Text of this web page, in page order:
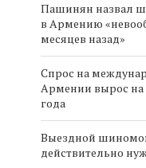
Пашинян назвал
в Армению
месяцев назад»
Спрос на
Армении вырос на
года
Выездной
действительно